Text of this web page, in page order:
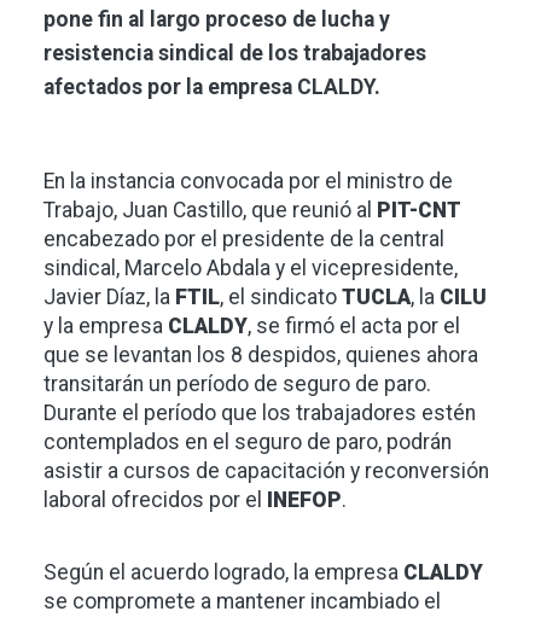
pone fin al largo proceso de lucha y
resistencia sindical de los trabajadores
afectados por la empresa CLALDY.
En la instancia convocada por el ministro de
Trabajo, Juan Castillo, que reunió al PIT-CNT
encabezado por el presidente de la central
sindical, Marcelo Abdala y el vicepresidente,
Javier Díaz, la FTIL, el sindicato TUCLA, la CILU
y la empresa CLALDY, se firmó el acta por el
que se levantan los 8 despidos, quienes ahora
transitarán un período de seguro de paro.
Durante el período que los trabajadores estén
contemplados en el seguro de paro, podrán
asistir a cursos de capacitación y reconversión
laboral ofrecidos por el
INEFOP.
Según el acuerdo logrado, la empresa CLALDY
se compromete a mantener incambiado el